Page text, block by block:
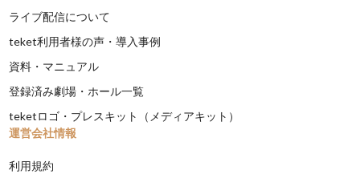
ライブ配信について
teket利用者様の声・導入事例
資料・マニュアル
登録済み劇場・ホール一覧
teketロゴ・プレスキット（メディアキット）
運営会社情報
利用規約